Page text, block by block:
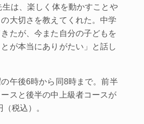
は、楽しく体を動かすことや
大切さを教えてくれた。中学
たが、今また自分の子どもを
が本当にありがたい」と話し
午後6時から同8時まで。前半
スと後半の中上級者コースが
税込）。